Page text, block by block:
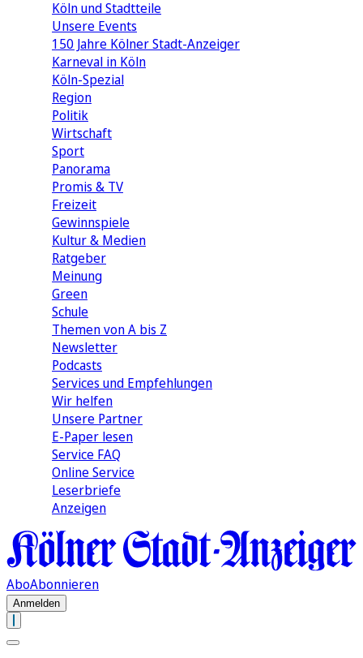
Köln und Stadtteile
Unsere Events
150 Jahre Kölner Stadt-Anzeiger
Karneval in Köln
Köln-Spezial
Region
Politik
Wirtschaft
Sport
Panorama
Promis & TV
Freizeit
Gewinnspiele
Kultur & Medien
Ratgeber
Meinung
Green
Schule
Themen von A bis Z
Newsletter
Podcasts
Services und Empfehlungen
Wir helfen
Unsere Partner
E-Paper lesen
Service FAQ
Online Service
Leserbriefe
Anzeigen
AboAbonnieren
Anmelden